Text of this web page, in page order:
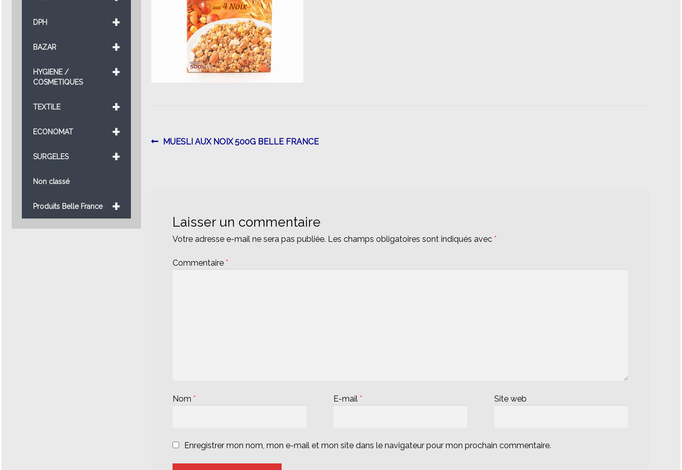
Navigation
Article
MUESLI AUX NOIX 500G BELLE FRANCE
Laisser un commentaire
Votre adresse e-mail ne sera pas publiée. Les champs obligatoires sont indiqués avec *
Commentaire *
Nom * E-mail * Site web
Enregistrer mon nom, mon e-mail et mon site dans le navigateur pour mon prochain commentaire.
+
DPH
+
BAZAR
+
HYGIENE /
COSMETIQUES
+
TEXTILE
+
ECONOMAT
+
SURGELES
Non classé
+
Produits Belle France